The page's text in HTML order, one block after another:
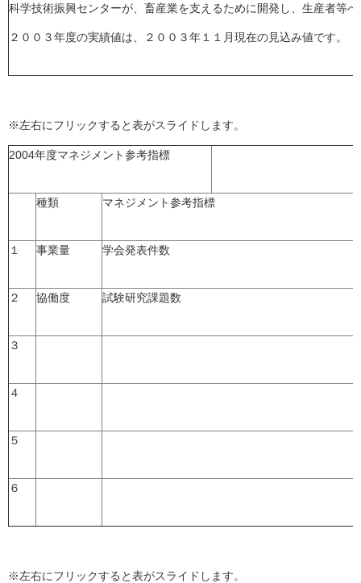
科学技術振興センターが、畜産業を支えるために開発し、生産者等
２００３年度の実績値は、２００３年１１月現在の見込み値です。
※左右にフリックすると表がスライドします。
2004年度マネジメント参考指標
種類 マネジメント参考指標
１ 事業量 学会発表件数
２ 協働度 試験研究課題数
３
４
５
６
※左右にフリックすると表がスライドします。